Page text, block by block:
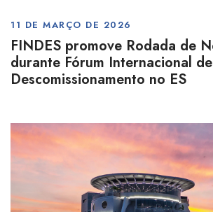
11 DE MARÇO DE 2026
FINDES promove Rodada de
durante Fórum Internacional de
Descomissionamento no ES